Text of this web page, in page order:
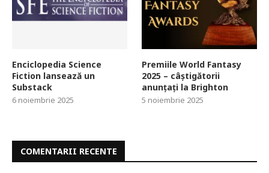
Enciclopedia Science
Fiction lansează un
Substack
6 noiembrie 2025
Premiile World Fantasy
2025 – câștigătorii
anunțați la Brighton
5 noiembrie 2025
COMENTARII RECENTE